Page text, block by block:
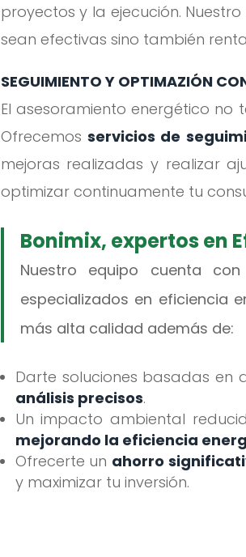
proyectos y la ejecución.
sean efectivas sino también
SEGUIMIENTO Y OPTIMAZIÓN
El asesoramiento energético no
Ofrecemosservicios de
mejoras realizadas y realizar
optimizar continuamente tu
Bonimix, expertos en
Nuestro equipo cuenta
especializados en eficiencia
más alta calidad además de:
Darte soluciones basadas en
análisis precisos.
Un impacto ambiental
mejorando la eficiencia
Ofrecerte un ahorro
y maximizar tu inversión.